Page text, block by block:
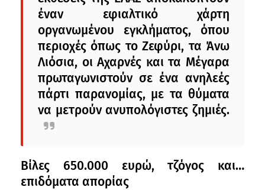
έναν εφιαλτικό χάρτη
οργανωμένου εγκλήματος, όπου
περιοχές όπως το Ζεφύρι, τα Άνω
Λιόσια, οι Αχαρνές και τα Μέγαρα
πρωταγωνιστούν σε ένα ανηλεές
πάρτι παρανομίας, με τα θύματα
να μετρούν ανυπολόγιστες ζημιές.
Βίλες 650.000 ευρώ, τζόγος και…
επιδόματα απορίας